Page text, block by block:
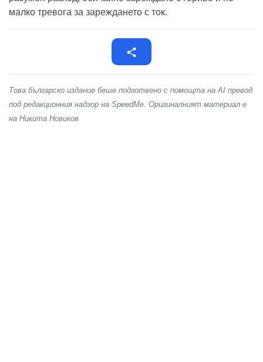
малко тревога за зареждането с ток.
Това българско издание беше подготвено с помощта на AI превод
под редакционния надзор на SpeedMe. Оригиналният материал е
на Никита Новиков